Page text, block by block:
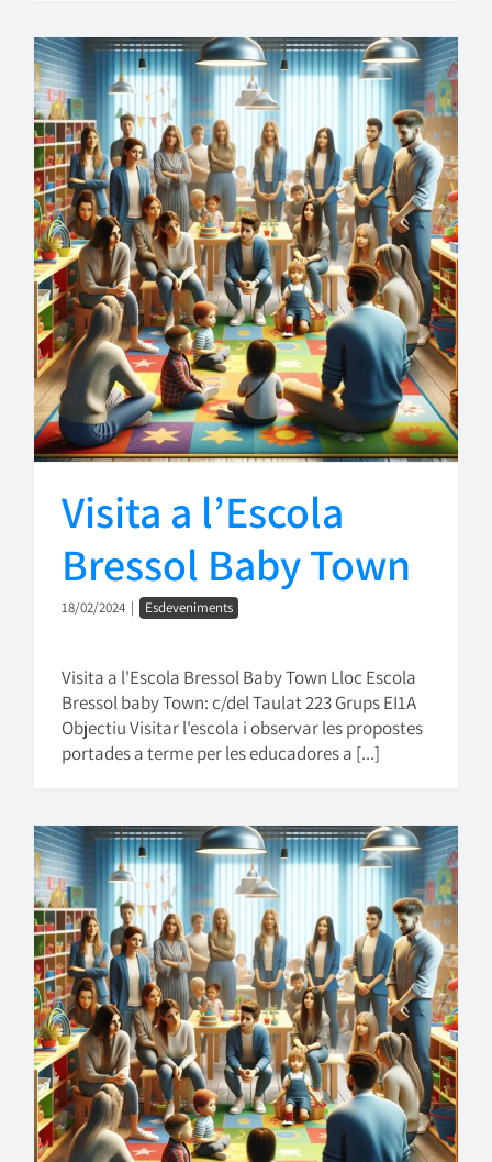
Visita a l’Escola
Bressol Baby Town
18/02/2024 | Esdeveniments
Visita a l'Escola Bressol Baby Town Lloc Escola
Bressol baby Town: c/del Taulat 223 Grups EI1A
Objectiu Visitar l'escola i observar les propostes
portades a terme per les educadores a [...]